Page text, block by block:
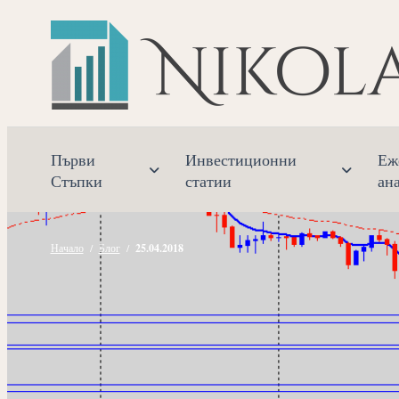
Прескочете
съдържанието
Първи
Стъпки
Инвестиционни
статии
Начало / Блог / 25.04.2018